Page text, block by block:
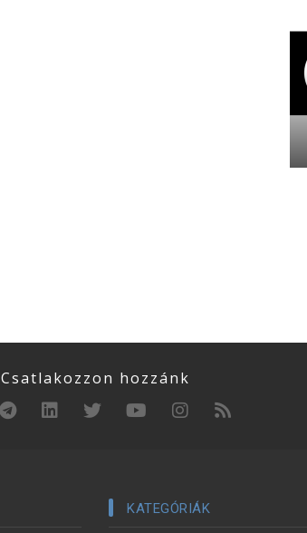
Csatlakozzon hozzánk
KATEGÓRIÁK